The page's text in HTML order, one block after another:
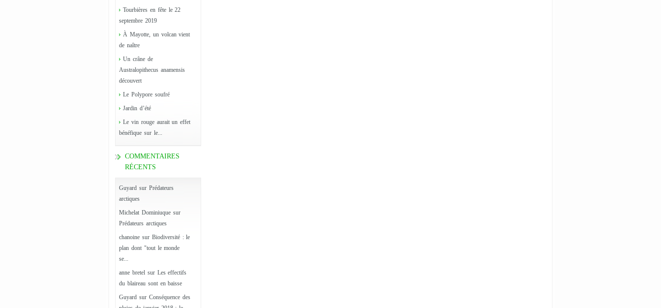
Tourbières en fête le 22
septembre 2019
À Mayotte, un volcan vient
de naître
Un crâne de
Australopithecus anamensis
découvert
Le Polypore soufré
Jardin d’été
Le vin rouge aurait un effet
bénéfique sur le...
COMMENTAIRES
RÉCENTS
Guyard sur Prédateurs
arctiques
Michelat Dominiuquesur
Prédateurs arctiques
chanoine sur Biodiversité : le
plan dont "tout le monde
se...
anne bretelsur Les effectifs
du blaireau sont en baisse
Guyard sur Conséquence des